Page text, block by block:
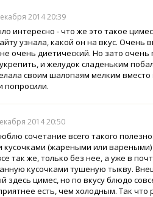
2014 20:39
интересно - что же это такое
узнала, какой он на вкус. Очень
очень диетический. Но зато
и желудок сладеньким
своим шалопаям мелким
попросили.
2014 20:50
сочетание всего такого
кусочками (жареными или вареными)
так же, только без нее, а уже в
кусочками тушеную тыкву.
здесь цимес, но по вкусу блюдо
есть, чем холодным. Так